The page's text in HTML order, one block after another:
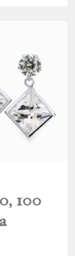
100